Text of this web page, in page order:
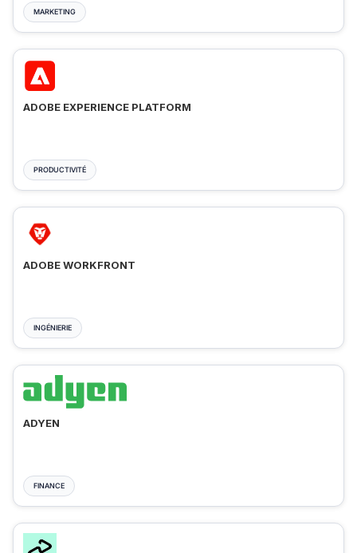
MARKETING
ADOBE EXPERIENCE PLATFORM
PRODUCTIVITÉ
ADOBE WORKFRONT
INGÉNIERIE
ADYEN
FINANCE